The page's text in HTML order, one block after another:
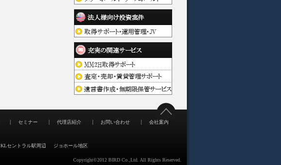
| セミナー | 代理店紹介 | お問い合わせ | 会社案内
KLセントラル駅周辺
ジョホール地区
Copyright©2012 BIRD Co.,Ltd. All Rights Reserved.